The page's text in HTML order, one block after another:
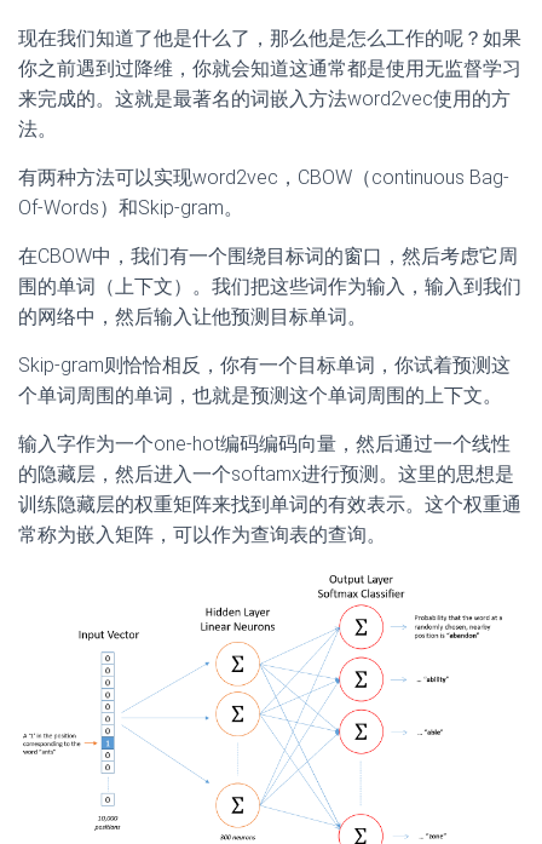
现在我们知道了他是什么了，那么他是怎么工作的呢？如果
你之前遇到过降维，你就会知道这通常都是使用无监督学习
来完成的。这就是最著名的词嵌入方法word2vec使用的方
法。
有两种方法可以实现word2vec，CBOW（continuous Bag-
Of-Words）和Skip-gram。
在CBOW中，我们有一个围绕目标词的窗口，然后考虑它周
围的单词（上下文）。我们把这些词作为输入，输入到我们
的网络中，然后输入让他预测目标单词。
Skip-gram则恰恰相反，你有一个目标单词，你试着预测这
个单词周围的单词，也就是预测这个单词周围的上下文。
输入字作为一个one-hot编码编码向量，然后通过一个线性
的隐藏层，然后进入一个softamx进行预测。这里的思想是
训练隐藏层的权重矩阵来找到单词的有效表示。这个权重通
常称为嵌入矩阵，可以作为查询表的查询。